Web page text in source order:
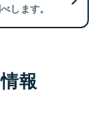
します。
報